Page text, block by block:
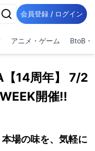
会員登録 / ログイン
アニメ・ゲーム BtoB・
【14周年】 7/2
開催‼
場の味を、気軽に